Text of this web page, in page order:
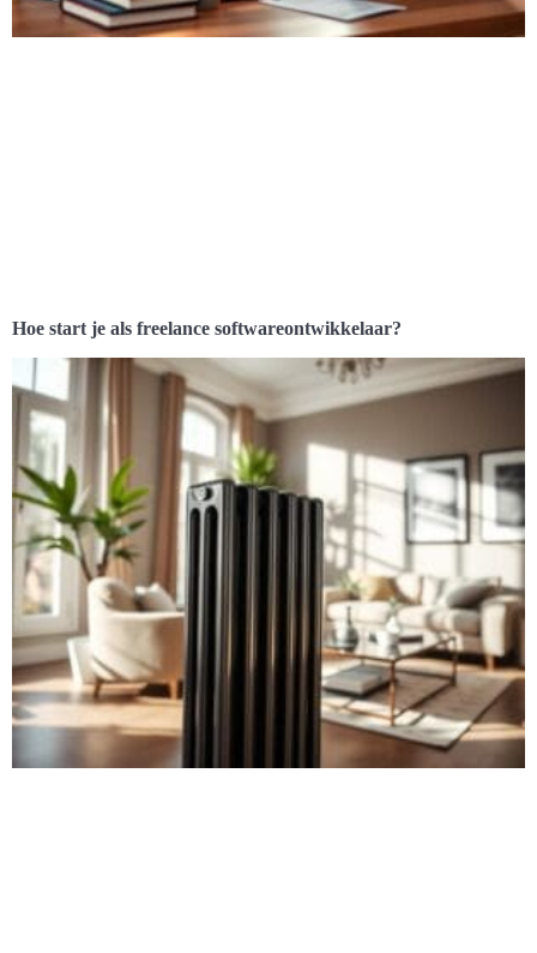
Hoe start je als freelance softwareontwikkelaar?